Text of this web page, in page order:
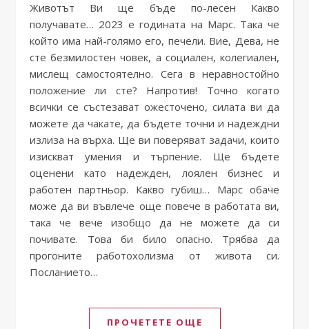
Животът Ви ще бъде по-лесен Какво
получавате… 2023 е годината на Марс. Така че
който има най-голямо его, печели. Вие, Дева, не
сте безмилостен човек, а социален, колегиален,
мислещ самостоятелно. Сега в неравностойно
положение ли сте? Напротив! Точно когато
всички се състезават ожесточено, силата ви да
можете да чакате, да бъдете точни и надеждни
излиза на върха. Ще ви поверяват задачи, които
изискват умения и търпение. Ще бъдете
оценени като надежден, лоялен бизнес и
работен партньор. Какво губиш… Марс обаче
може да ви въвлече още повече в работата ви,
така че вече изобщо да не можете да си
почивате. Това би било опасно. Трябва да
прогоните работохолизма от живота си.
Посланието…
ПРОЧЕТЕТЕ ОЩЕ